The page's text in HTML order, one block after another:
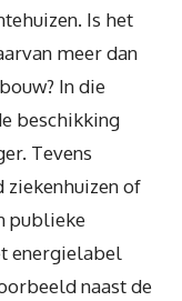
Is het
meer dan
In die
beschikking
Tevens
of
publieke
energielabel
naast de